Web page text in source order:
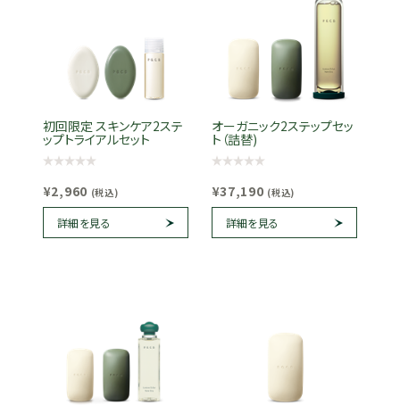
初回限定 スキンケア2ステ
ップトライアルセット
¥2,960 (税込)
詳細を見る
オーガニック2ステップセッ
ト（詰替)
¥37,190 (税込)
詳細を見る